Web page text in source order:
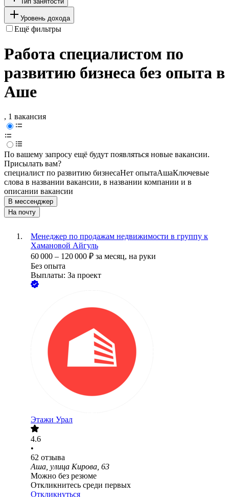
Уровень дохода
Ещё фильтры
Работа специалистом по
развитию бизнеса без опыта в
Аше
, 1 вакансия
По вашему запросу ещё будут появляться новые вакансии.
Присылать вам?
специалист по развитию бизнесаНет опытаАшаКлючевые
слова в названии вакансии, в названии компании и в
описании вакансии
В мессенджер
На почту
Менеджер по продажам недвижимости в группу к
Хамановой Айгуль
60 000 – 120 000 ₽ за месяц, на руки
Без опыта
Выплаты: За проект
Этажи Урал
4.6
•
62 отзыва
Аша, улица Кирова, 63
Можно без резюме
Откликнитесь среди первых
Откликнуться